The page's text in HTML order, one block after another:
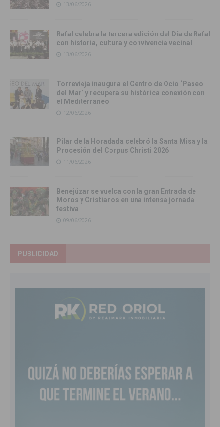
13/06/2026
Rafal celebra la tercera edición del Día de Rafal
con historia, cultura y convivencia vecinal
13/06/2026
Torrevieja inaugura el Centro de Ocio ‘Paseo
del Mar’ y recupera su histórica conexión con
el Mediterráneo
12/06/2026
Pilar de la Horadada celebró la Santa Misa y la
Procesión del Corpus Christi 2026
11/06/2026
Benejúzar se vuelca con la gran Entrada de
Moros y Cristianos en una intensa jornada
festiva
09/06/2026
PUBLICIDAD